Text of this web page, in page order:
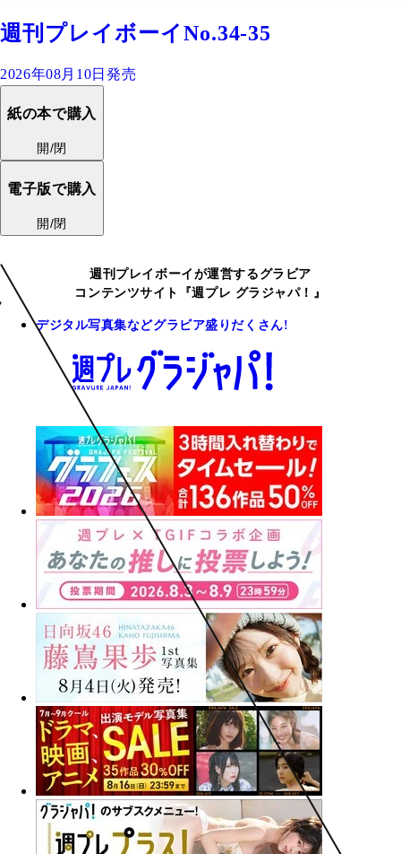
週刊プレイボーイNo.34-35
2026年08月10日発売
紙の本で購入
開/閉
電子版で購入
開/閉
週刊プレイボーイが運営するグラビア
コンテンツサイト『週プレ グラジャパ！』
デジタル写真集などグラビア盛りだくさん!